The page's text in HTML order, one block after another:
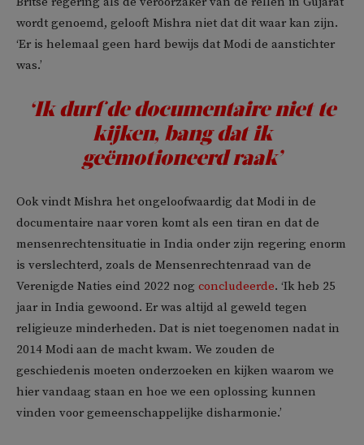
wordt genoemd, gelooft Mishra niet dat dit waar kan zijn.
‘Er is helemaal geen hard bewijs dat Modi de aanstichter
was.’
‘Ik durf de documentaire niet te
kijken, bang dat ik
geëmotioneerd raak’
Ook vindt Mishra het ongeloofwaardig dat Modi in de
documentaire naar voren komt als een tiran en dat de
mensenrechtensituatie in India onder zijn regering enorm
is verslechterd, zoals de Mensenrechtenraad van de
Verenigde Naties eind 2022 nog concludeerde. ‘Ik heb 25
jaar in India gewoond. Er was altijd al geweld tegen
religieuze minderheden. Dat is niet toegenomen nadat in
2014 Modi aan de macht kwam. We zouden de
geschiedenis moeten onderzoeken en kijken waarom we
hier vandaag staan ​​en hoe we een oplossing kunnen
vinden voor gemeenschappelijke disharmonie.’